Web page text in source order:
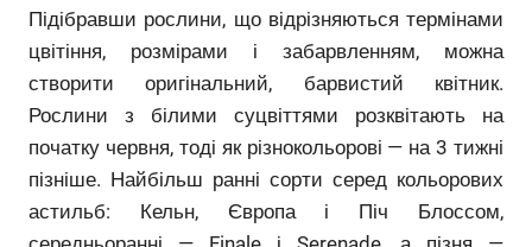
Підібравши рослини, що відрізняються термінами
цвітіння, розмірами і забарвленням, можна
створити оригінальний, барвистий квітник.
Рослини з білими суцвіттями розквітають на
початку червня, тоді як різнокольорові — на 3 тижні
пізніше. Найбільш ранні сорти серед кольорових
астильб: Кельн, Європа і Піч Блоссом,